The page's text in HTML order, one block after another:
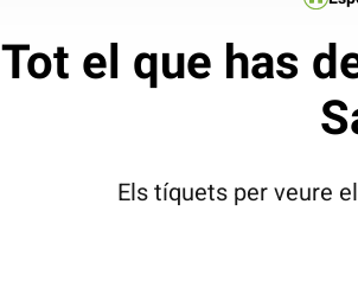
Tot el que has
Els tíquets per veure